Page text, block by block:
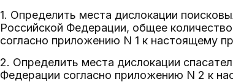
1. Определить места дислокации
Российской Федерации, общее
согласно приложению N 1 к настоящему
2. Определить места дислокации
Федерации согласно приложению N 2 к